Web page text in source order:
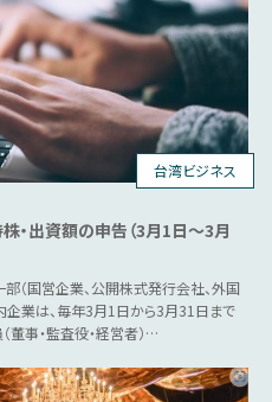
台湾ビジネス
・出資額の申告（3月1日～3月
（国営企業、公開株式発行会社、外国
企業は、毎年3月1日から3月31日まで
事・監査役・経営者）…